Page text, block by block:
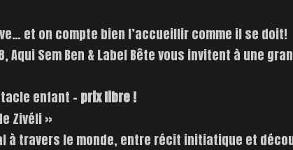
et on compte bien l’accueillir comme il se doit!
Aqui Sem Ben & Label Bête vous invitent à une
enfant – prix libre !
Zivéli »
à travers le monde, entre récit initiatique et